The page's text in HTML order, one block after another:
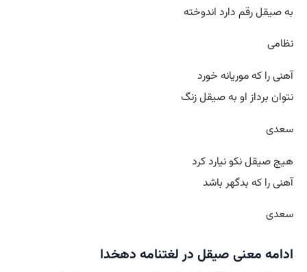
به صیقل رقم دارد اندوخته
نظامی
آهنی را که موریانه خورد
نتوان برداز او به صیقل زنگ
سعدی
هیچ صیقل نکو نیارد کرد
آهنی را که بدگهر باشد
سعدی
ادامه معنی صیقل در لغتنامه دهخدا